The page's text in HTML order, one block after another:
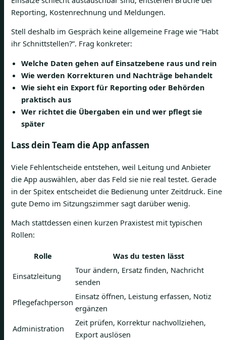
Reporting, Kostenrechnung und Meldungen.
Stell deshalb im Gespräch keine allgemeine Frage wie “Habt
ihr Schnittstellen?”. Frag konkreter:
Welche Daten gehen auf Einsatzebene raus und rein
Wie werden Korrekturen und Nachträge behandelt
Wie sieht ein Export für Reporting oder Behörden
praktisch aus
Wer richtet die Übergaben ein und wer pflegt sie
später
Lass dein Team die App anfassen
Viele Fehlentscheide entstehen, weil Leitung und Anbieter
die App auswählen, aber das Feld sie nie real testet. Gerade
in der Spitex entscheidet die Bedienung unter Zeitdruck. Eine
gute Demo im Sitzungszimmer sagt darüber wenig.
Mach stattdessen einen kurzen Praxistest mit typischen
Rollen:
Rolle
Was du testen lässt
Einsatzleitung
Tour ändern, Ersatz finden, Nachricht
senden
Pflegefachperson
Einsatz öffnen, Leistung erfassen, Notiz
ergänzen
Administration
Zeit prüfen, Korrektur nachvollziehen,
Export auslösen